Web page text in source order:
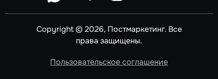
Copyright © 2026, Постмаркетинг. Все
права защищены.
Пользовательское соглашение